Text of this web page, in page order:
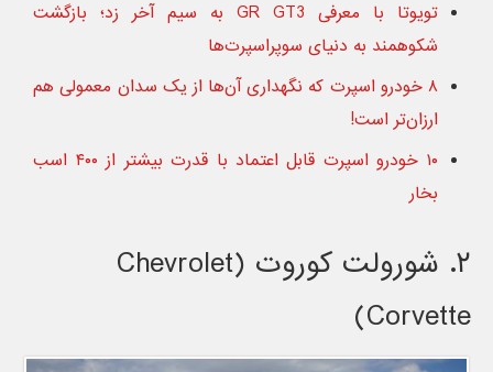
تویوتا با معرفی GR GT3 به سیم آخر زد؛ بازگشت
شکوهمند به دنیای سوپراسپرت‌ها
۸ خودرو اسپرت که نگهداری آن‌ها از یک سدان معمولی هم
ارزان‌تر است!
۱۰ خودرو اسپرت قابل اعتماد با قدرت بیشتر از ۴۰۰ اسب
بخار
۲. شورولت کوروت (Chevrolet
Corvette)